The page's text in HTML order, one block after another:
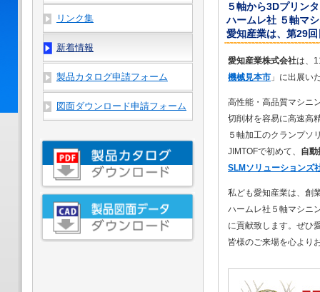
５軸から3Dプリン
ハームレ社 ５軸マ
愛知産業は、第29
愛知産業株式会社は、
機械見本市 」に出展い
高性能・高品質マシニ
切削材を容易に高速高
５軸加工のクランプソ
JIMTOFで初めて、 自
SLMソリューションズ
私ども愛知産業は、創
ハームレ社５軸マシニ
に貢献致します。ぜひ
皆様のご来場を心より
リンク集
新着情報
製品カタログ申請フォーム
図面ダウンロード申請フォーム